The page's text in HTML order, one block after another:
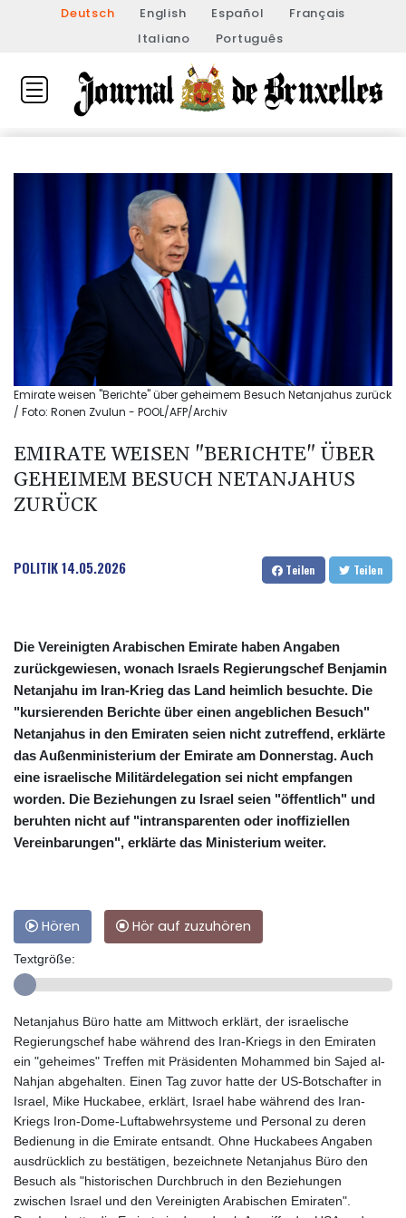
Deutsch English Español
Français
Italiano
Português
Emirate weisen "Berichte" über geheimem Besuch Netanjahus zurück
/ Foto: Ronen Zvulun - POOL/AFP/Archiv
EMIRATE WEISEN "BERICHTE" ÜBER
GEHEIMEM BESUCH NETANJAHUS
ZURÜCK
POLITIK14.05.2026 Teilen Teilen
Die Vereinigten Arabischen Emirate haben Angaben
zurückgewiesen, wonach Israels Regierungschef Benjamin
Netanjahu im Iran-Krieg das Land heimlich besuchte. Die
"kursierenden Berichte über einen angeblichen Besuch"
Netanjahus in den Emiraten seien nicht zutreffend, erklärte
das Außenministerium der Emirate am Donnerstag. Auch
eine israelische Militärdelegation sei nicht empfangen
worden. Die Beziehungen zu Israel seien "öffentlich" und
beruhten nicht auf "intransparenten oder inoffiziellen
Vereinbarungen", erklärte das Ministerium weiter.
Hören Hör auf zuzuhören
Textgröße:
Netanjahus Büro hatte am Mittwoch erklärt, der israelische
Regierungschef habe während des Iran-Kriegs in den Emiraten
ein "geheimes" Treffen mit Präsidenten Mohammed bin Sajed al-
Nahjan abgehalten. Einen Tag zuvor hatte der US-Botschafter in
Israel, Mike Huckabee, erklärt, Israel habe während des Iran-
Kriegs Iron-Dome-Luftabwehrsysteme und Personal zu deren
Bedienung in die Emirate entsandt. Ohne Huckabees Angaben
ausdrücklich zu bestätigen, bezeichnete Netanjahus Büro den
Besuch als "historischen Durchbruch in den Beziehungen
zwischen Israel und den Vereinigten Arabischen Emiraten".